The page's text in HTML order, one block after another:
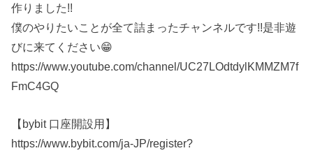
作りました!!
僕のやりたいことが全て詰まったチャンネルです!!是非遊
びに来てください😁
https://www.youtube.com/channel/UC27LOdtdylKMMZM7f
FmC4GQ
【bybit 口座開設用】
https://www.bybit.com/ja-JP/register?